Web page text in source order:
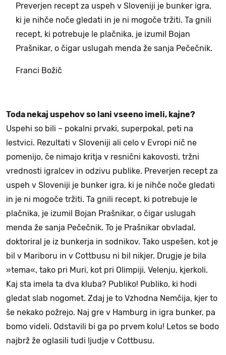
Preverjen recept za uspeh v Sloveniji je bunker igra,
ki je nihče noče gledati in je ni mogoče tržiti. Ta gnili
recept, ki potrebuje le plačnika, je izumil Bojan
Prašnikar, o čigar uslugah menda že sanja Pečečnik.
Franci Božič
Toda nekaj uspehov so lani vseeno imeli, kajne?
Uspehi so bili – pokalni prvaki, superpokal, peti na
lestvici. Rezultati v Sloveniji ali celo v Evropi nič ne
pomenijo, če nimajo kritja v resnični kakovosti, tržni
vrednosti igralcev in odzivu publike. Preverjen recept za
uspeh v Sloveniji je bunker igra, ki je nihče noče gledati
in je ni mogoče tržiti. Ta gnili recept, ki potrebuje le
plačnika, je izumil Bojan Prašnikar, o čigar uslugah
menda že sanja Pečečnik. To je Prašnikar obvladal,
doktoriral je iz bunkerja in sodnikov. Tako uspešen, kot je
bil v Mariboru in v Cottbusu ni bil nikjer. Drugje je bila
»tema«, tako pri Muri, kot pri Olimpiji, Velenju, kjerkoli.
Kaj sta imela ta dva kluba? Publiko! Publiko, ki hodi
gledat slab nogomet. Zdaj je to Vzhodna Nemčija, kjer to
še nekako požrejo. Naj gre v Hamburg in igra bunker, pa
bomo videli. Odstavili bi ga po prvem kolu! Letos se bodo
najbrž že oglasili tudi ljudje v Cottbusu.